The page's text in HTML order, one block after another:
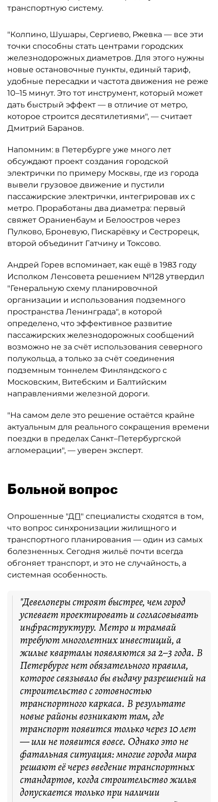
транспортную систему.
"Колпино, Шушары, Сергиево, Ржевка — все эти
точки способны стать центрами городских
железнодорожных диаметров. Для этого нужны
новые остановочные пункты, единый тариф,
удобные пересадки и частота движения не реже
10–15 минут. Это тот инструмент, который может
дать быстрый эффект — в отличие от метро,
которое строится десятилетиями", — считает
Дмитрий Баранов.
Напомним: в Петербурге уже много лет
обсуждают проект создания городской
электрички по примеру Москвы, где из города
вывели грузовое движение и пустили
пассажирские электрички, интегрировав их с
метро. Проработаны два диаметра: первый
свяжет Ораниенбаум и Белоостров через
Пулково, Броневую, Пискарёвку и Сестрорецк,
второй объединит Гатчину и Токсово.
Андрей Горев вспоминает, как ещё в 1983 году
Исполком Ленсовета решением №128 утвердил
"Генеральную схему планировочной
организации и использования подземного
пространства Ленинграда", в которой
определено, что эффективное развитие
пассажирских железнодорожных сообщений
возможно не за счёт использования северного
полукольца, а только за счёт соединения
подземным тоннелем Финляндского с
Московским, Витебским и Балтийским
направлениями железной дороги.
"На самом деле это решение остаётся крайне
актуальным для реального сокращения времени
поездки в пределах Санкт–Петербургской
агломерации", — уверен эксперт.
Больной вопрос
Опрошенные "ДП" специалисты сходятся в том,
что вопрос синхронизации жилищного и
транспортного планирования — один из самых
болезненных. Сегодня жильё почти всегда
обгоняет транспорт, и это не случайность, а
системная особенность.
"Девелоперы строят быстрее, чем город
успевает проектировать и согласовывать
инфраструктуру. Метро и трамвай
требуют многолетних инвестиций, а
жилые кварталы появляются за 2–3 года. В
Петербурге нет обязательного правила,
которое связывало бы выдачу разрешений на
строительство с готовностью
транспортного каркаса. В результате
новые районы возникают там, где
транспорт появится только через 10 лет
— или не появится вовсе. Однако это не
фатальная ситуация: многие города мира
решают её через введение транспортных
стандартов, когда строительство жилья
допускается только при наличии